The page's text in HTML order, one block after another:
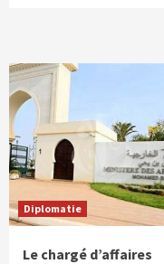
Diplomatie
Le chargé d’affaires